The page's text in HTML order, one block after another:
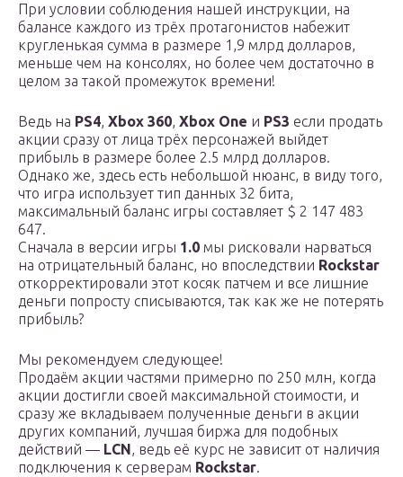
При условии соблюдения нашей инструкции, на
балансе каждого из трёх протагонистов набежит
кругленькая сумма в размере 1,9 млрд долларов,
меньше чем на консолях, но более чем достаточно в
целом за такой промежуток времени!
Ведь на PS4, Xbox 360, Xbox One и PS3 если продать
акции сразу от лица трёх персонажей выйдет
прибыль в размере более 2.5 млрд долларов.
Однако же, здесь есть небольшой нюанс, в виду того,
что игра использует тип данных 32 бита,
максимальный баланс игры составляет $ 2 147 483
647.
Сначала в версии игры 1.0 мы рисковали нарваться
на отрицательный баланс, но впоследствии Rockstar
откорректировали этот косяк патчем и все лишние
деньги попросту списываются, так как же не потерять
прибыль?
Мы рекомендуем следующее!
Продаём акции частями примерно по 250 млн, когда
акции достигли своей максимальной стоимости, и
сразу же вкладываем полученные деньги в акции
других компаний, лучшая биржа для подобных
действий — LCN, ведь её курс не зависит от наличия
подключения к серверам Rockstar.